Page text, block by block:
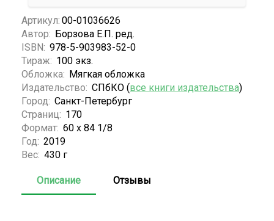
Артикул: 00-01036626
Автор: Борзова Е.П. ред.
ISBN: 978-5-903983-52-0
Тираж: 100 экз.
Обложка: Мягкая обложка
Издательство: СПбКО (все книги издательства)
Город: Санкт-Петербург
Страниц: 170
Формат: 60 х 84 1/8
Год: 2019
Вес: 430 г
Описание Отзывы